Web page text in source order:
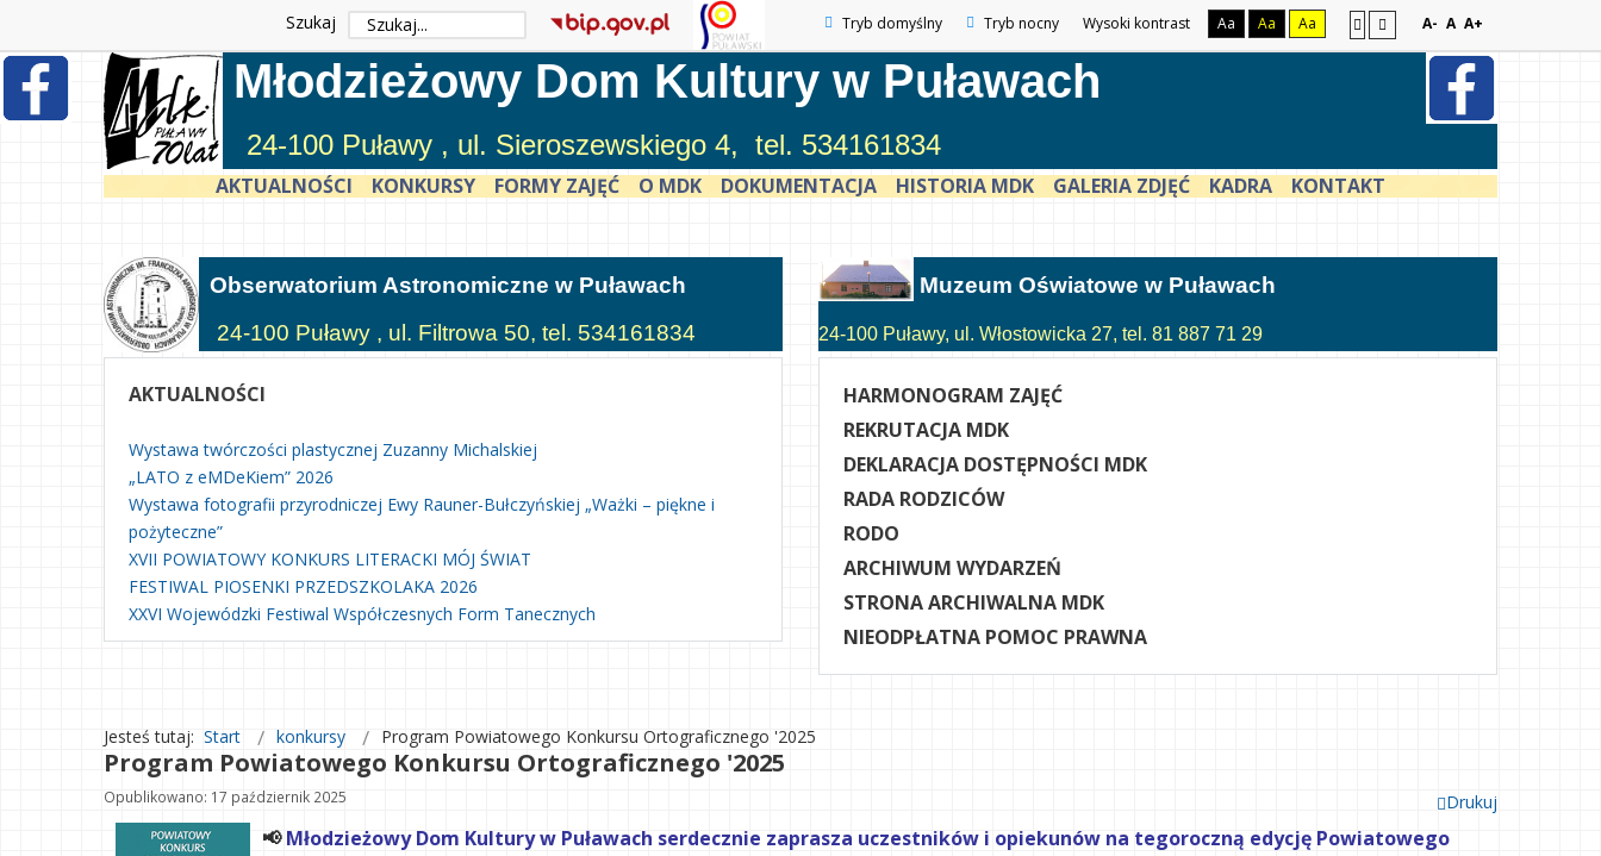
Tryb domyślny Tryb nocny Wysoki kontrast Aa Aa Aa A- A A+
Szukaj
Młodzieżowy Dom Kultury w Puławach
24-100 Puławy , ul. Sieroszewskiego 4, tel. 534161834
AKTUALNOŚCI KONKURSY FORMY ZAJĘĆ O MDK DOKUMENTACJA HISTORIA MDK GALERIA ZDJĘĆ KADRA KONTAKT
Obserwatorium Astronomiczne w Puławach
24-100 Puławy , ul. Filtrowa 50, tel. 534161834
AKTUALNOŚCI
Wystawa twórczości plastycznej Zuzanny Michalskiej
„LATO z eMDeKiem” 2026
Wystawa fotografii przyrodniczej Ewy Rauner-Bułczyńskiej „Ważki – piękne i
pożyteczne”
XVII POWIATOWY KONKURS LITERACKI MÓJ ŚWIAT
FESTIWAL PIOSENKI PRZEDSZKOLAKA 2026
XXVI Wojewódzki Festiwal Współczesnych Form Tanecznych
Muzeum Oświatowe w Puławach
24-100 Puławy, ul. Włostowicka 27, tel. 81 887 71 29
HARMONOGRAM ZAJĘĆ
REKRUTACJA MDK
DEKLARACJA DOSTĘPNOŚCI MDK
RADA RODZICÓW
RODO
ARCHIWUM WYDARZEŃ
STRONA ARCHIWALNA MDK
NIEODPŁATNA POMOC PRAWNA
Jesteś tutaj: Start konkursy Program Powiatowego Konkursu Ortograficznego '2025
Program Powiatowego Konkursu Ortograficznego '2025
Drukuj
Opublikowano: 17 październik 2025
📢Młodzieżowy Dom Kultury w Puławach serdecznie zaprasza uczestników i opiekunów na tegoroczną edycję Powiatowego